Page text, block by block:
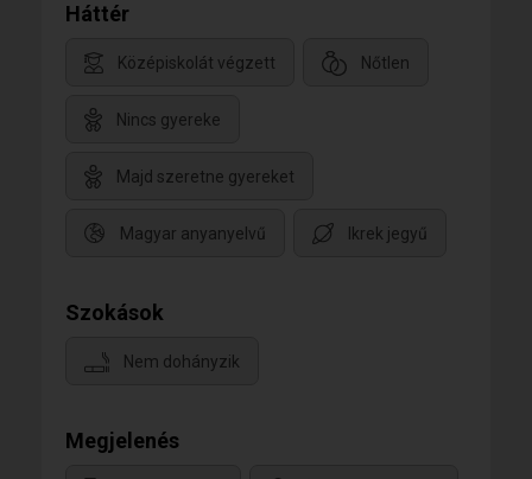
Háttér
Középiskolát végzett Nőtlen
Nincs gyereke
Majd szeretne gyereket
Magyar anyanyelvű Ikrek jegyű
Szokások
Nem dohányzik
Megjelenés